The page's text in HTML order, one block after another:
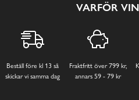
VARFÖR
Beställ före kl 13 så
skickar vi samma dag
Fraktfritt över 799 kr,
annars 59 - 79 kr